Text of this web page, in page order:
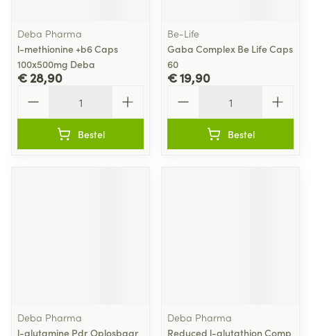
Deba Pharma
l-methionine +b6 Caps
100x500mg Deba
€ 28,90
Bestel
Be-Life
Gaba Complex Be Life Caps
60
€ 19,90
Bestel
Deba Pharma
l-glutamine Pdr Oplosbaar
Deba Pharma
Reduced l-glutathion Comp